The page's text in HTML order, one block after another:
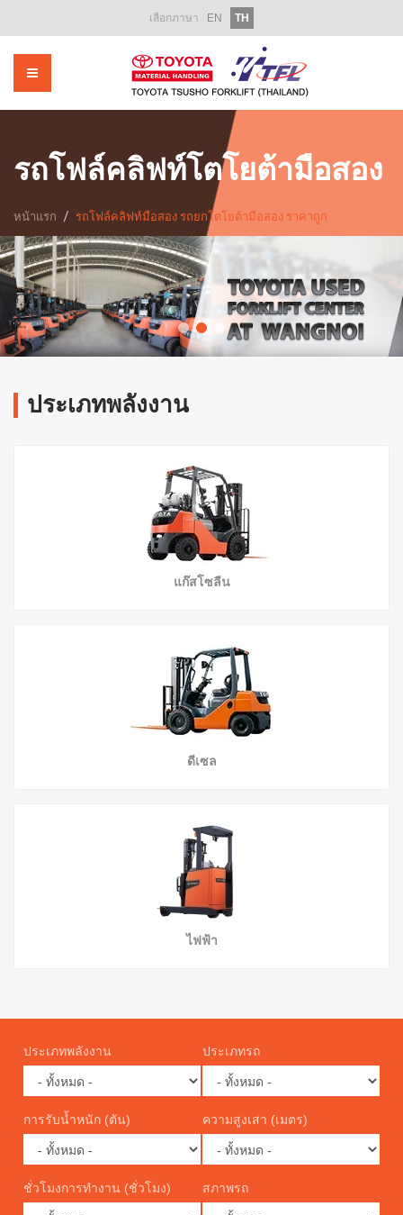
เลือกภาษา EN TH
อะไหล่
ฝึกอบรม
ส่งเสริมการขาย
ข่าวสารองค์กร
รถโฟล์คลิฟท์โตโยต้ามือสอง
หน้าแรก รถโฟล์คลิฟท์มือสอง รถยกโตโยต้ามือสอง ราคาถูก
ประเภทพลังงาน
แก๊สโซลีน
ดีเซล
ไฟฟ้า
ประเภทพลังงาน ประเภทรถ
การรับน้ำหนัก (ตัน) ความสูงเสา (เมตร)
ชั่วโมงการทำงาน (ชั่วโมง) สภาพรถ